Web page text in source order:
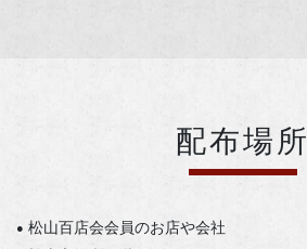
配布場所
● 松山百店会会員のお店や会社